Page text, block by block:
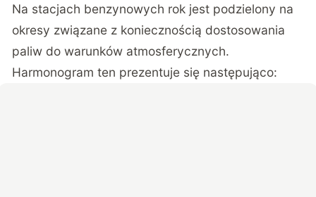
Na stacjach benzynowych rok jest podzielony na
okresy związane z koniecznością dostosowania
paliw do warunków atmosferycznych.
Harmonogram ten prezentuje się następująco: